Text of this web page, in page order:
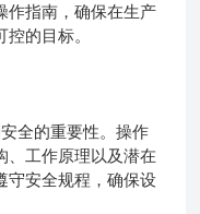
作指南，确保在生产
的目标。
全的重要性。操作
、工作原理以及潜在
守安全规程，确保设